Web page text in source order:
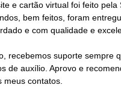
e cartão virtual foi feito pela
bem feitos, foram
e com qualidade e
recebemos suporte sempre
de auxílio. Aprovo e
meus contatos.